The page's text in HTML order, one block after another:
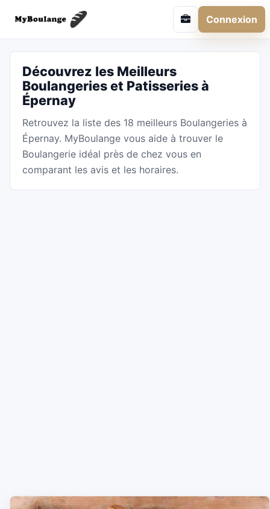
Connexion
Découvrez les Meilleurs
Boulangeries et Patisseries à
Épernay
Retrouvez la liste des 18 meilleurs Boulangeries à
Épernay. MyBoulange vous aide à trouver le
Boulangerie idéal près de chez vous en
comparant les avis et les horaires.